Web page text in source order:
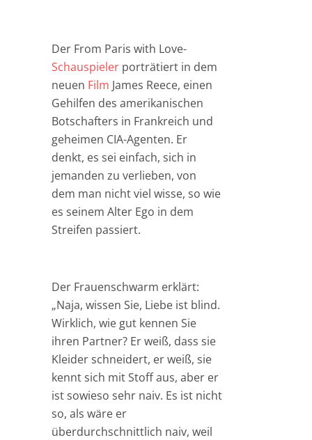
Der From Paris with Love-
Schauspieler porträtiert in dem
neuen Film James Reece, einen
Gehilfen des amerikanischen
Botschafters in Frankreich und
geheimen CIA-Agenten. Er
denkt, es sei einfach, sich in
jemanden zu verlieben, von
dem man nicht viel wisse, so wie
es seinem Alter Ego in dem
Streifen passiert.
Der Frauenschwarm erklärt:
„Naja, wissen Sie, Liebe ist blind.
Wirklich, wie gut kennen Sie
ihren Partner? Er weiß, dass sie
Kleider schneidert, er weiß, sie
kennt sich mit Stoff aus, aber er
ist sowieso sehr naiv. Es ist nicht
so, als wäre er
überdurchschnittlich naiv, weil